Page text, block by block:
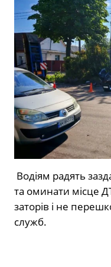
Водіям радять
та оминати місце
заторів і не
служб.